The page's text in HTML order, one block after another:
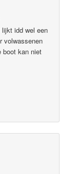
idd wel een
volwassenen
boot kan niet